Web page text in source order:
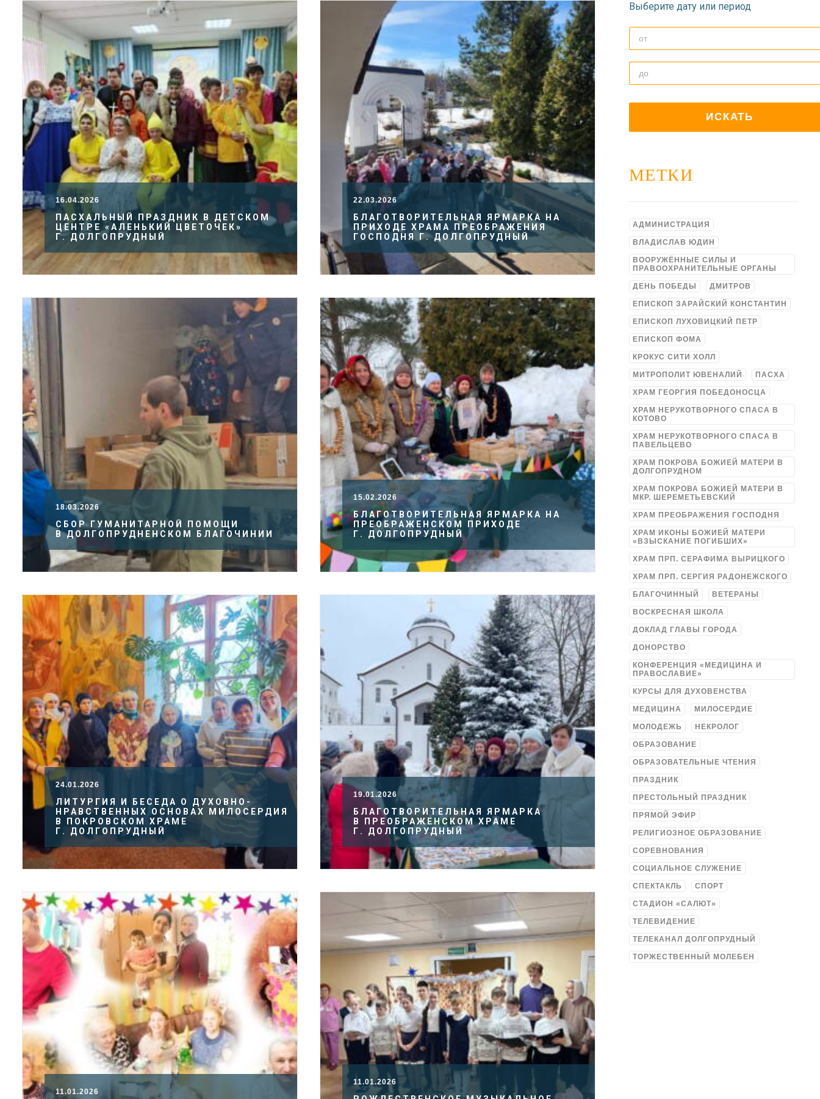
16.04.2026
ПАСХАЛЬНЫЙ ПРАЗДНИК В ДЕТСКОМ
ЦЕНТРЕ «АЛЕНЬКИЙ ЦВЕТОЧЕК»
Г. ДОЛГОПРУДНЫЙ
22.03.2026
БЛАГОТВОРИТЕЛЬНАЯ ЯРМАРКА НА
ПРИХОДЕ ХРАМА ПРЕОБРАЖЕНИЯ
ГОСПОДНЯ Г. ДОЛГОПРУДНЫЙ
18.03.2026
СБОР ГУМАНИТАРНОЙ ПОМОЩИ
В ДОЛГОПРУДНЕНСКОМ БЛАГОЧИНИИ
15.02.2026
БЛАГОТВОРИТЕЛЬНАЯ ЯРМАРКА НА
ПРЕОБРАЖЕНСКОМ ПРИХОДЕ
Г. ДОЛГОПРУДНЫЙ
24.01.2026
ЛИТУРГИЯ И БЕСЕДА О ДУХОВНО-
НРАВСТВЕННЫХ ОСНОВАХ МИЛОСЕРДИЯ
В ПОКРОВСКОМ ХРАМЕ
Г. ДОЛГОПРУДНЫЙ
19.01.2026
БЛАГОТВОРИТЕЛЬНАЯ ЯРМАРКА
В ПРЕОБРАЖЕНСКОМ ХРАМЕ
Г. ДОЛГОПРУДНЫЙ
11.01.2026
11.01.2026
Выберите дату или период
МЕТКИ
АДМИНИСТРАЦИЯ
ВЛАДИСЛАВ ЮДИН
ВООРУЖЁННЫЕ СИЛЫ И
ПРАВООХРАНИТЕЛЬНЫЕ ОРГАНЫ
ДЕНЬ ПОБЕДЫ ДМИТРОВ
ЕПИСКОП ЗАРАЙСКИЙ КОНСТАНТИН
ЕПИСКОП ЛУХОВИЦКИЙ ПЕТР
ЕПИСКОП ФОМА
КРОКУС СИТИ ХОЛЛ
МИТРОПОЛИТ ЮВЕНАЛИЙ ПАСХА
ХРАМ ГЕОРГИЯ ПОБЕДОНОСЦА
ХРАМ НЕРУКОТВОРНОГО СПАСА В
КОТОВО
ХРАМ НЕРУКОТВОРНОГО СПАСА В
ПАВЕЛЬЦЕВО
ХРАМ ПОКРОВА БОЖИЕЙ МАТЕРИ В
ДОЛГОПРУДНОМ
ХРАМ ПОКРОВА БОЖИЕЙ МАТЕРИ В
МКР. ШЕРЕМЕТЬЕВСКИЙ
ХРАМ ПРЕОБРАЖЕНИЯ ГОСПОДНЯ
ХРАМ ИКОНЫ БОЖИЕЙ МАТЕРИ
«ВЗЫСКАНИЕ ПОГИБШИХ»
ХРАМ ПРП. СЕРАФИМА ВЫРИЦКОГО
ХРАМ ПРП. СЕРГИЯ РАДОНЕЖСКОГО
БЛАГОЧИННЫЙ ВЕТЕРАНЫ
ВОСКРЕСНАЯ ШКОЛА
ДОКЛАД ГЛАВЫ ГОРОДА
ДОНОРСТВО
КОНФЕРЕНЦИЯ «МЕДИЦИНА И
ПРАВОСЛАВИЕ»
КУРСЫ ДЛЯ ДУХОВЕНСТВА
МЕДИЦИНА МИЛОСЕРДИЕ
МОЛОДЕЖЬ НЕКРОЛОГ
ОБРАЗОВАНИЕ
ОБРАЗОВАТЕЛЬНЫЕ ЧТЕНИЯ
ПРАЗДНИК
ПРЕСТОЛЬНЫЙ ПРАЗДНИК
ПРЯМОЙ ЭФИР
РЕЛИГИОЗНОЕ ОБРАЗОВАНИЕ
СОРЕВНОВАНИЯ
СОЦИАЛЬНОЕ СЛУЖЕНИЕ
СПЕКТАКЛЬ СПОРТ
СТАДИОН «САЛЮТ»
ТЕЛЕВИДЕНИЕ
ТЕЛЕКАНАЛ ДОЛГОПРУДНЫЙ
ТОРЖЕСТВЕННЫЙ МОЛЕБЕН